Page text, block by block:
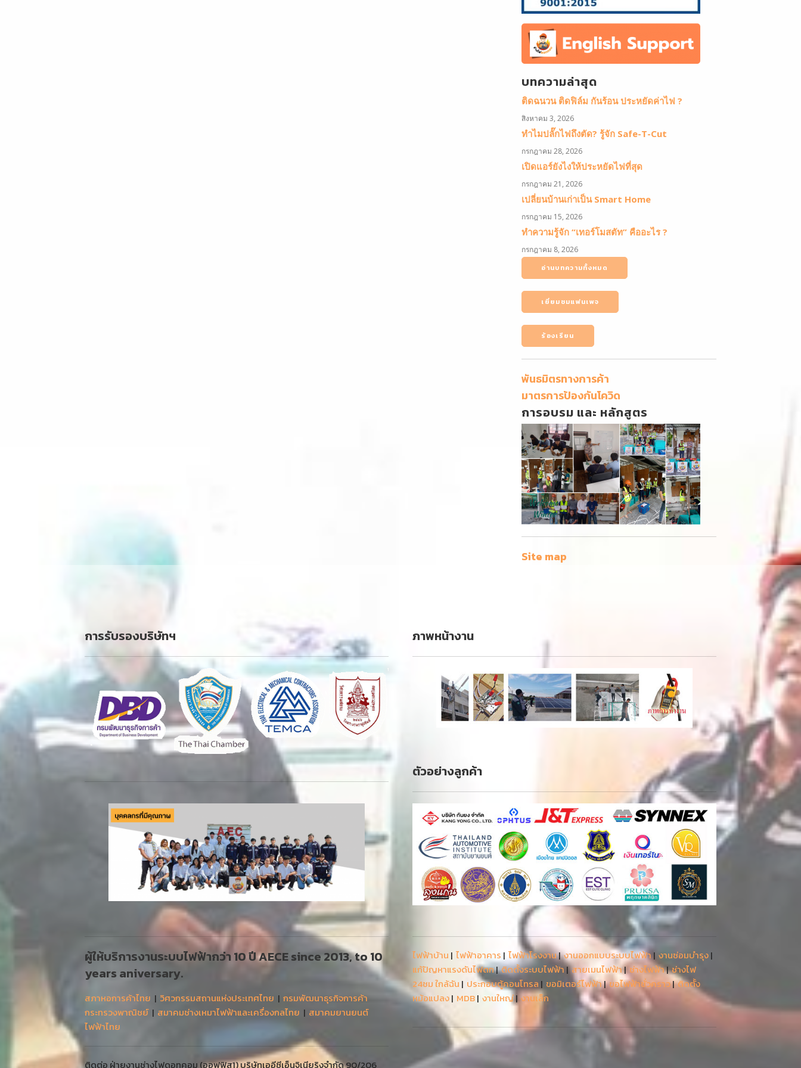
บทความล่าสุด
ติดฉนวน ติดฟิล์ม กันร้อน ประหยัดค่าไฟ ?
สิงหาคม 3, 2026
ทำไมปลั๊กไฟถึงตัด? รู้จัก Safe-T-Cut
กรกฎาคม 28, 2026
เปิดแอร์ยังไงให้ประหยัดไฟที่สุด
กรกฎาคม 21, 2026
เปลี่ยนบ้านเก่าเป็น Smart Home
กรกฎาคม 15, 2026
ทำความรู้จัก “เทอร์โมสตัท” คืออะไร ?
กรกฎาคม 8, 2026
อ่านบทความทั้งหมด
เยี่ยมชมแฟนเพจ
ร้องเรียน
พันธมิตรทางการค้า
มาตรการป้องกันโควิด
การอบรม และ หลักสูตร
Site map
การรับรองบริษัทฯ
ผู้ให้บริการงานระบบไฟฟ้ากว่า 10 ปี AECE since 2013, to 10
years aniversary.
สภาหอการค้าไทย | วิศวกรรมสถานแห่งประเทศไทย | กรมพัฒนาธุรกิจการค้า
กระทรวงพาณิชย์| สมาคมช่างเหมาไฟฟ้าและเครื่องกลไทย | สมาคมยานยนต์
ไฟฟ้าไทย
ติดต่อ ฝ่ายงานช่างไฟดอทคอม (ออฟฟิส1) บริษัทเออีซีเอ็นจิเนียริงจำกัด 90/206
ภาพหน้างาน
ตัวอย่างลูกค้า
ไฟฟ้าบ้าน | ไฟฟ้าอาคาร | ไฟฟ้าโรงงาน|งานออกแบบระบบไฟฟ้า| งานซ่อมบำรุง|
แก้ปัญหาแรงดันไฟตก|ติดตั้งระบบไฟฟ้า|สายเมนไฟฟ้า| ช่างไฟฟ้า|ช่างไฟ
24ชม ใกล้ฉัน | ประกอบตู้คอนโทรล | ขอมิเตอร์ไฟฟ้า|ขอไฟฟ้าชั่วคราว|ติดตั้ง
หม้อแปลง| MDB| งานใหญ่| งานเล็ก